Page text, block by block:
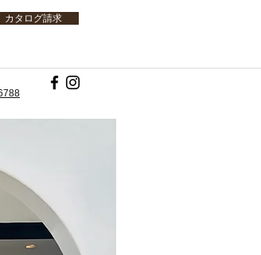
カタログ請求